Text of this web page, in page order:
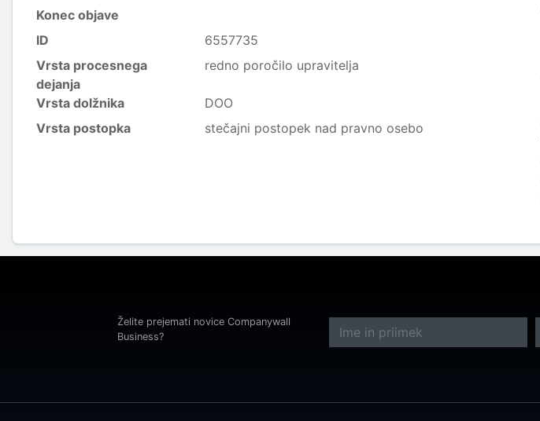
Konec objave
ID
6557735
Vrsta procesnega
dejanja
redno poročilo upravitelja
Vrsta dolžnika
DOO
Vrsta postopka
stečajni postopek nad pravno osebo
Želite prejemati novice Companywall
Business?